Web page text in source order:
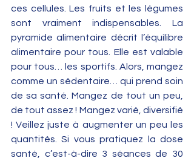
ces cellules. Les fruits et les légumes
sont vraiment indispensables. La
pyramide alimentaire décrit l’équilibre
alimentaire pour tous. Elle est valable
pour tous… les sportifs. Alors, mangez
comme un sédentaire… qui prend soin
de sa santé. Mangez de tout un peu,
de tout assez ! Mangez varié, diversifié
! Veillez juste à augmenter un peu les
quantités. Si vous pratiquez la dose
santé, c’est-à-dire 3 séances de 30